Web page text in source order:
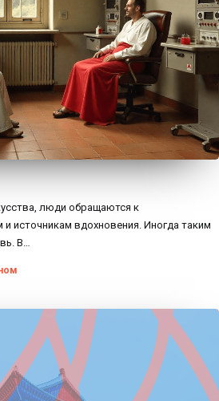
люди обращаются к
источникам вдохновения. Иногда таким
В…